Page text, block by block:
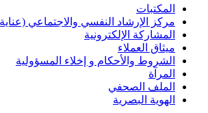
المكتبات
مركز الإرشاد النفسي والاجتماعي
المشاركة الإلكترونية
ميثاق العملاء
الشروط والأحكام و إخلاء المسؤولية
المرآة
الملف الصحفي
الهوية البصرية